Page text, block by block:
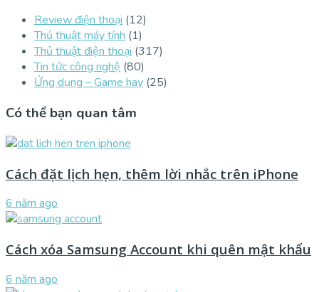
Review điện thoại (12)
Thủ thuật máy tính (1)
Thủ thuật điện thoại (317)
Tin tức công nghệ (80)
Ứng dụng – Game hay (25)
Có thể bạn quan tâm
Cách đặt lịch hẹn, thêm lời nhắc trên iPhone
6 năm ago
Cách xóa Samsung Account khi quên mật khẩu
6 năm ago